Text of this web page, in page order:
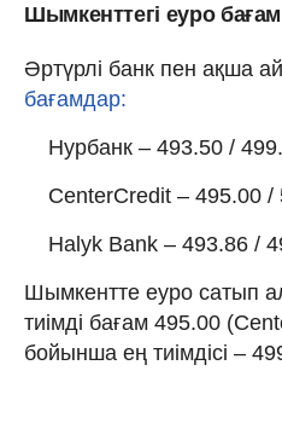
Шымкенттегі еуро
Әртүрлі банк пен ақша
бағамдар:
Нурбанк – 493.50 /
CenterCredit – 495.00 /
Halyk Bank – 493.86 /
Шымкентте еуро сатып
тиімді бағам 495.00
бойынша ең тиімдісі –